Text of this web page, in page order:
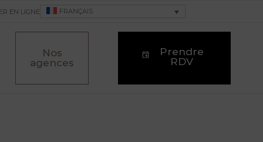
EN LIGNE FRANÇAIS
Nos
agences
Prendre
RDV